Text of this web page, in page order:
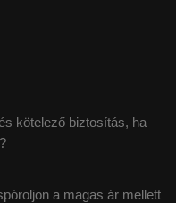
kötelező biztosítás, ha
a magas ár mellett